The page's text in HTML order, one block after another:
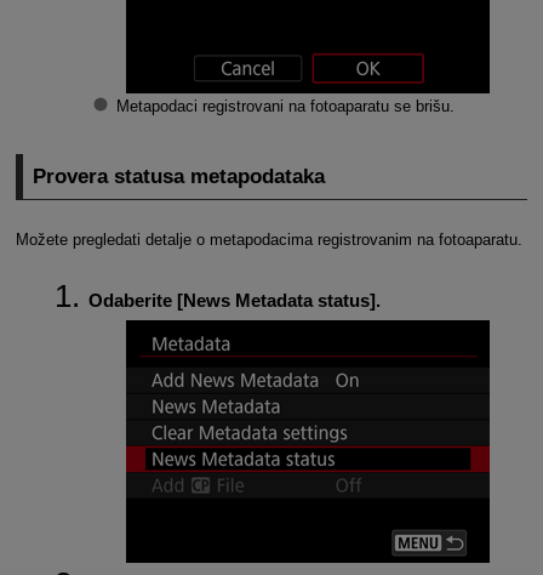
Metapodaci registrovani na fotoaparatu se brišu.
Provera statusa metapodataka
Možete pregledati detalje o metapodacima registrovanim na fotoaparatu.
Odaberite [News Metadata status].